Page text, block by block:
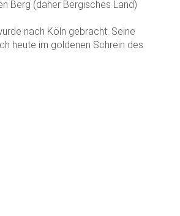
Berg (daher Bergisches Land)
nach Köln gebracht. Seine
heute im goldenen Schrein des